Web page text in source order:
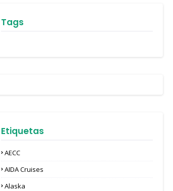
Tags
Etiquetas
AECC
AIDA Cruises
Alaska